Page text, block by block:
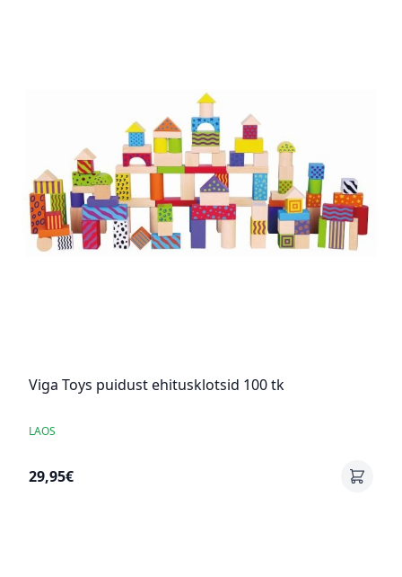
Viga Toys puidust ehitusklotsid 100 tk
LAOS
29,95€